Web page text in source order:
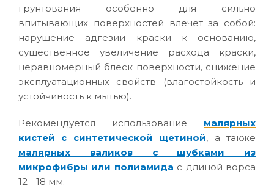
грунтования особенно для сильно
впитывающих поверхностей влечёт за собой:
нарушение адгезии краски к основанию,
существенное увеличение расхода краски,
неравномерный блеск поверхности, снижение
эксплуатационных свойств (влагостойкость и
устойчивость к мытью).
Рекомендуется использование малярных
кистей с синтетической щетиной, а также
малярных валиков с шубками из
микрофибры или полиамида с длиной ворса
12 - 18 мм.